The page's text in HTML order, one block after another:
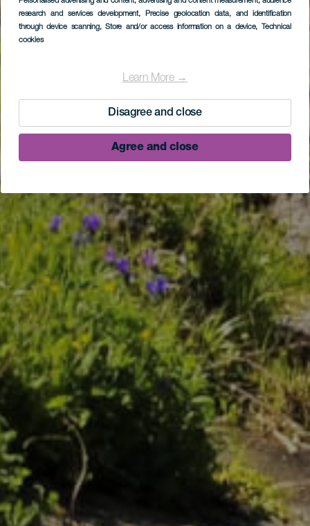
research and services development, Precise geolocation data, and identification
through device scanning, Store and/or access information on a device, Technical
cookies
Learn More →
Disagree and close
Agree and close